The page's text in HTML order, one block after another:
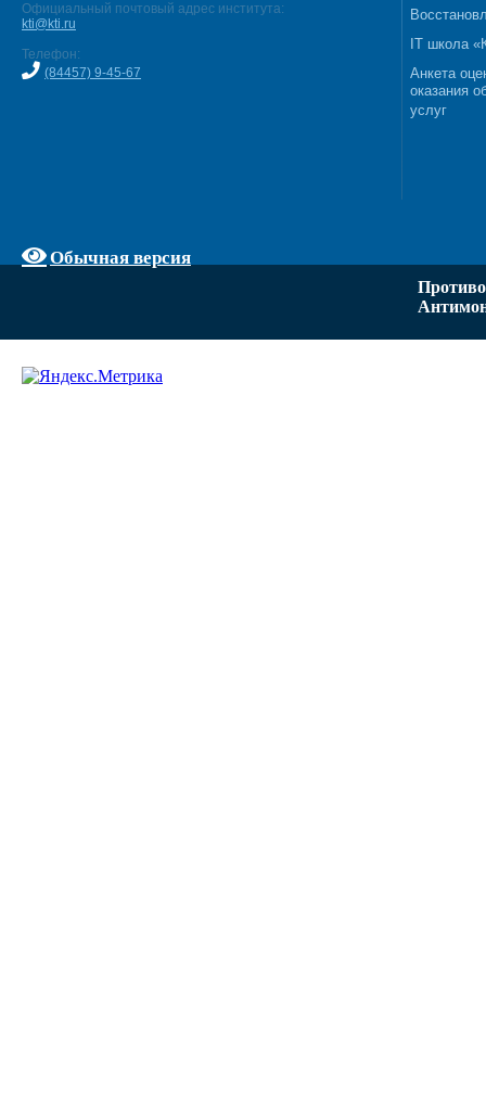
Официальный почтовый адрес института:
kti@kti.ru
Телефон:
(84457) 9-45-67
Обычная версия
IT школа
Анкета
оказания
услуг